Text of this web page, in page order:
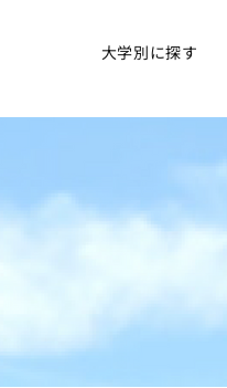
大学別に探す